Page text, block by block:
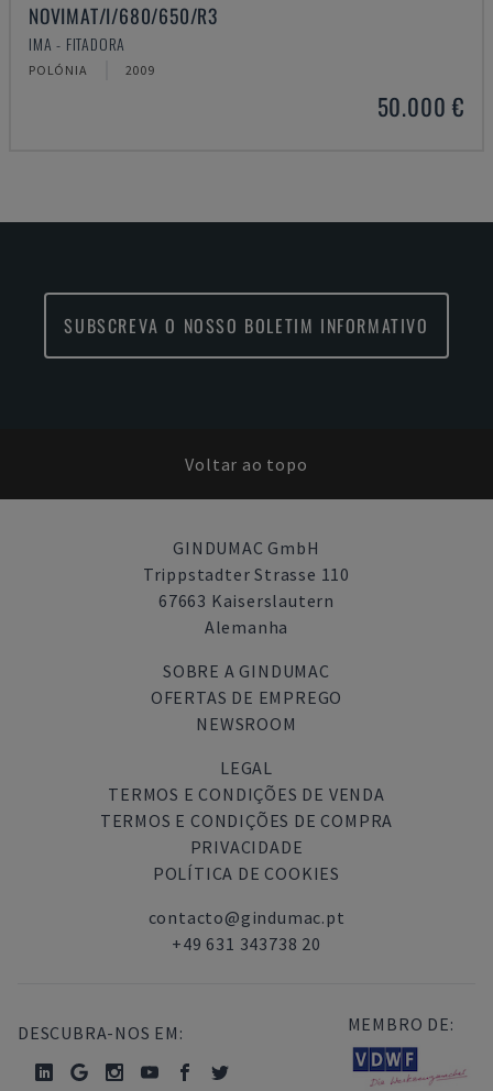
NOVIMAT/I/680/650/R3
IMA - FITADORA
POLÓNIA 2009
50.000 €
SUBSCREVA O NOSSO BOLETIM INFORMATIVO
Voltar ao topo
GINDUMAC GmbH
Trippstadter Strasse 110
67663 Kaiserslautern
Alemanha
SOBRE A GINDUMAC
OFERTAS DE EMPREGO
NEWSROOM
LEGAL
TERMOS E CONDIÇÕES DE VENDA
TERMOS E CONDIÇÕES DE COMPRA
PRIVACIDADE
POLÍTICA DE COOKIES
contacto@gindumac.pt
+49 631 343738 20
DESCUBRA-NOS EM: MEMBRO DE: